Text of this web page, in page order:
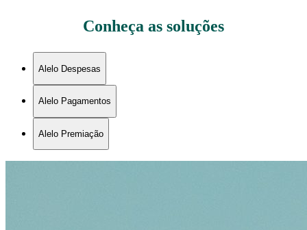
Conheça as soluções
Alelo Despesas
Alelo Pagamentos
Alelo Premiação